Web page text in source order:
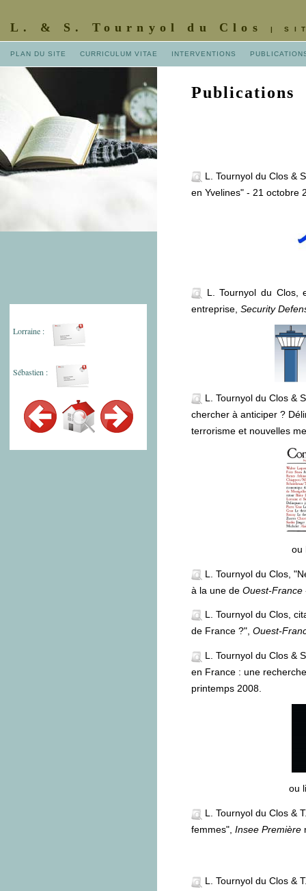
L. & S. Tournyol du Clos |
PLAN DU SITE CURRICULUM VITAE INTERVENTIONS
Lorraine :
Sébastien :
Publications
L. Tournyol du Clos &
en Yvelines" - 21 octobre
L. Tournyol du Clos,
entreprise, Security
L. Tournyol du Clos &
chercher à anticiper ?
terrorisme et nouvelles
ou
L. Tournyol du Clos,
à la une de Ouest-France
L. Tournyol du Clos,
de France ?", Ouest-
L. Tournyol du Clos &
en France : une
printemps 2008.
ou
L. Tournyol du Clos &
femmes", Insee Première
L. Tournyol du Clos &